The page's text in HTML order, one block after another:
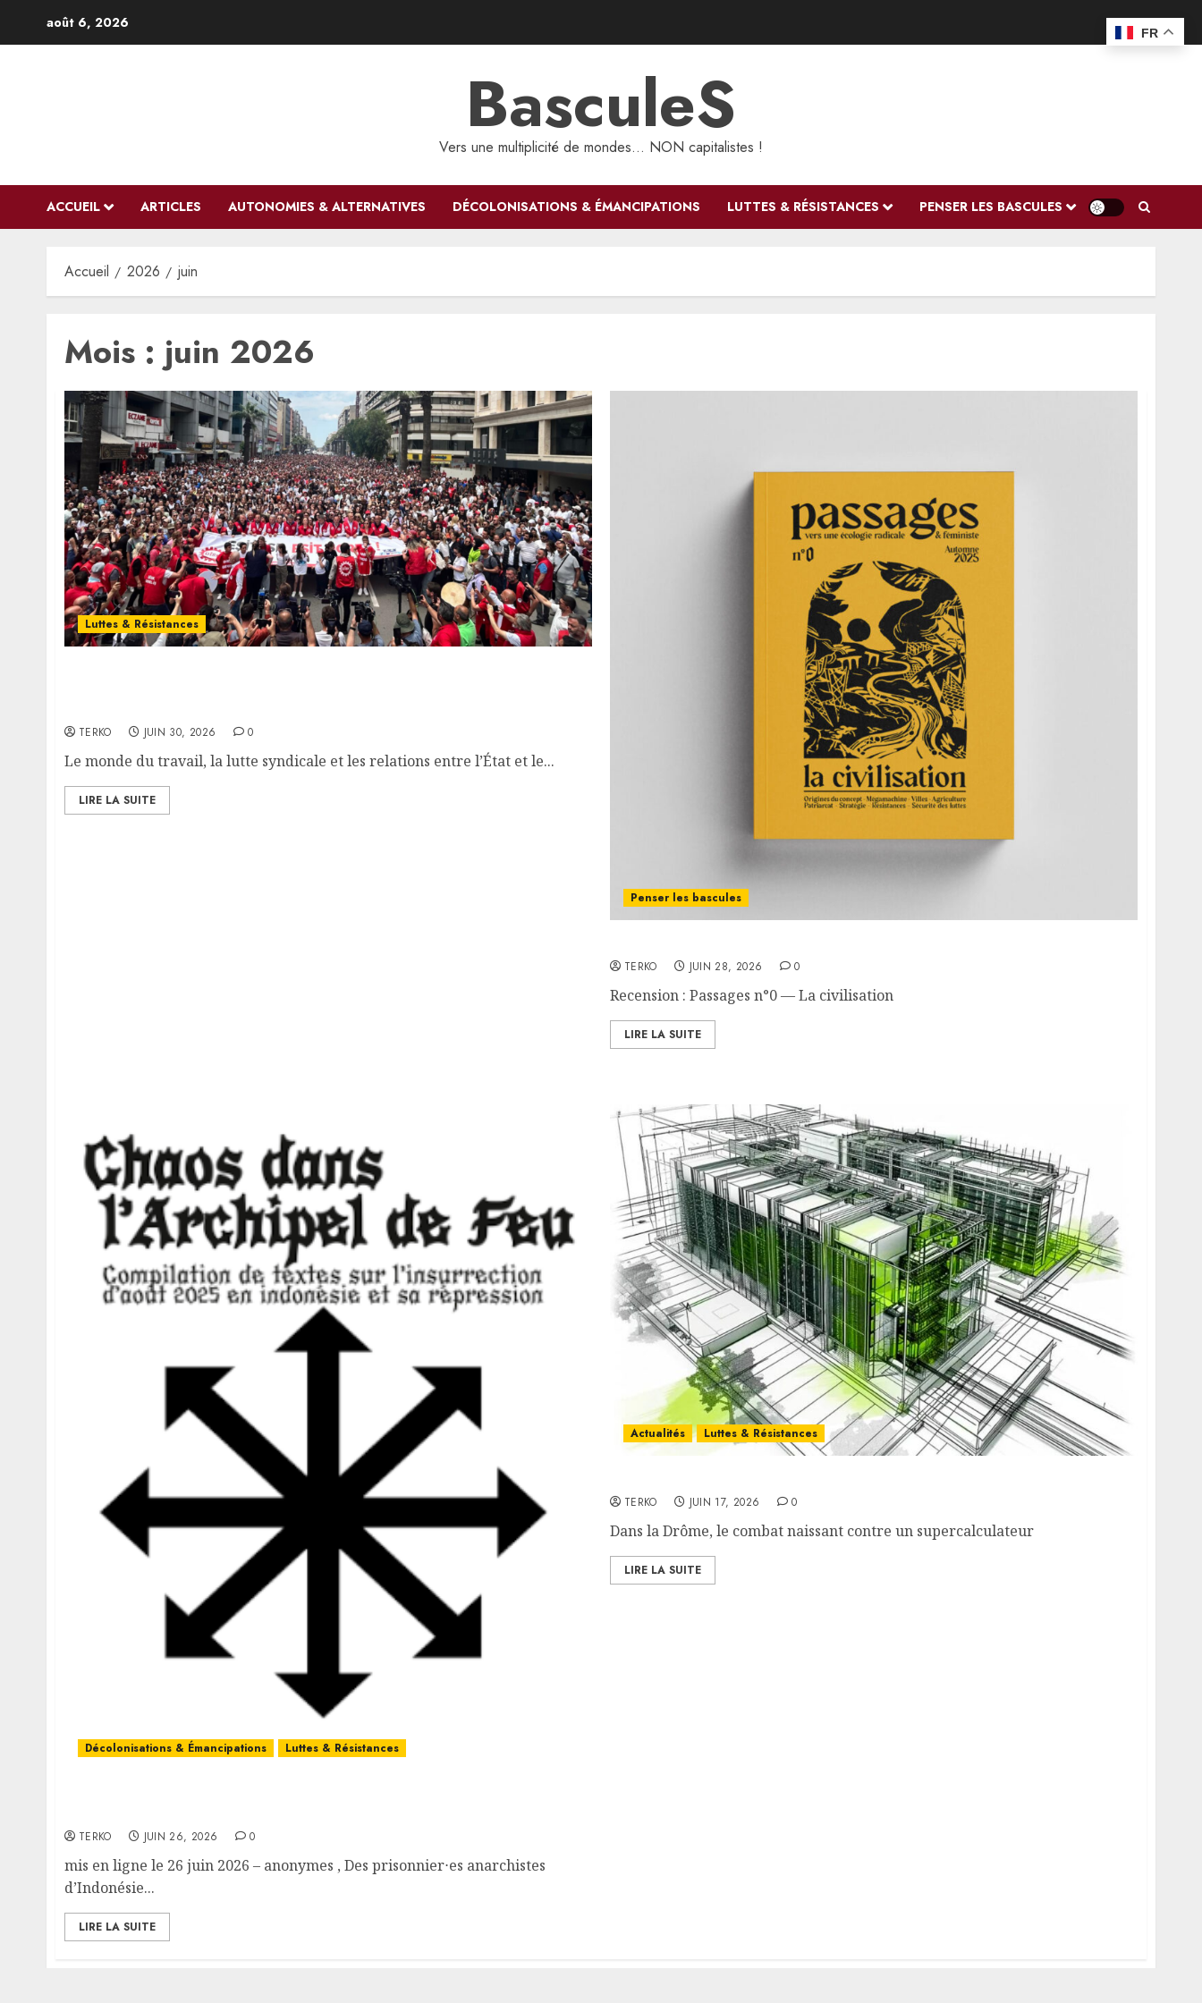
août 6, 2026
BasculeS
Vers une multiplicité de mondes… NON capitalistes !
ACCUEIL ARTICLES AUTONOMIES & ALTERNATIVES DÉCOLONISATIONS & ÉMANCIPATIONS LUTTES & RÉSISTANCES PENSER LES BASCULES
Accueil 2026 juin
Mois : juin 2026
Luttes & Résistances
TERKO JUIN 30, 2026 0
Le monde du travail, la lutte syndicale et les relations entre l’État et le...
LIRE LA SUITE
Penser les bascules
TERKO JUIN 28, 2026 0
Recension : Passages n°0 — La civilisation
LIRE LA SUITE
Décolonisations & Émancipations Luttes & Résistances
TERKO JUIN 26, 2026 0
mis en ligne le 26 juin 2026 – anonymes , Des prisonnier⋅es anarchistes
d’Indonésie...
LIRE LA SUITE
Actualités Luttes & Résistances
TERKO JUIN 17, 2026 0
Dans la Drôme, le combat naissant contre un supercalculateur
LIRE LA SUITE
FR